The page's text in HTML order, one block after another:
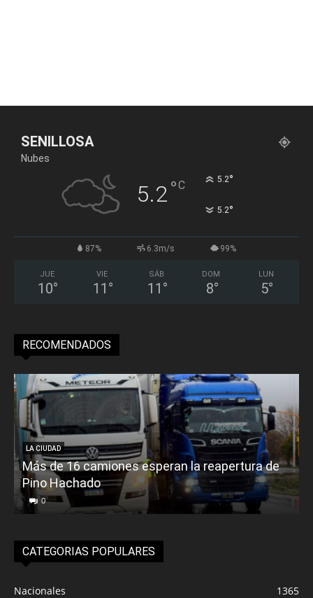
SENILLOSA
Nubes
5.2°C 5.2°
5.2°
87% 6.3m/s 99%
JUE
10°
VIE
11 °
SÁB
11 °
DOM
8°
LUN
5°
RECOMENDADOS
LA CIUDAD
Más de 16 camiones esperan la reapertura de
Pino Hachado
0
CATEGORIAS POPULARES
Nacionales
1365